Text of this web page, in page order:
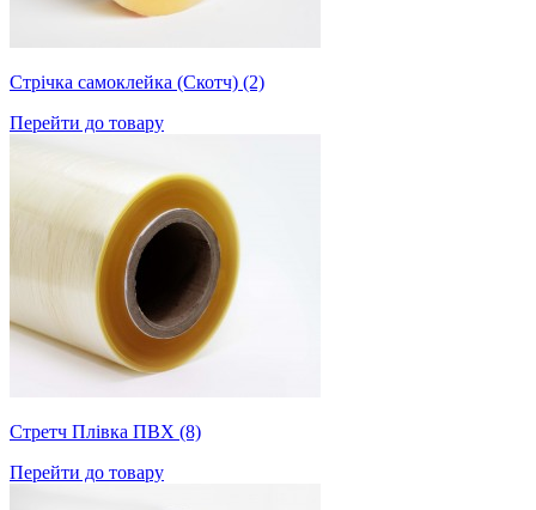
Стрічка самоклейка (Скотч) (2)
Перейти до товару
Стретч Плівка ПВХ (8)
Перейти до товару